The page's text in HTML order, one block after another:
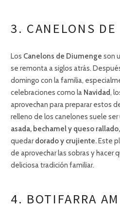
3. CANELONS DE
Los Canelons de Diumenge son
se remonta a siglos atrás.
domingo con la familia,
celebraciones como la Navidad,
aprovechan para preparar estos
relleno de los canelones suele
asada, bechamel y queso rallado,
quedardorado y crujiente. Este
de aprovechar las sobras y hacer
deliciosa tradición familiar.
4. BOTIFARRA